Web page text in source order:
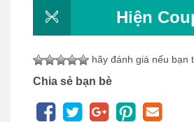
Hiện
hãy đánh giá nếu bạn
Chia sẻ bạn bè